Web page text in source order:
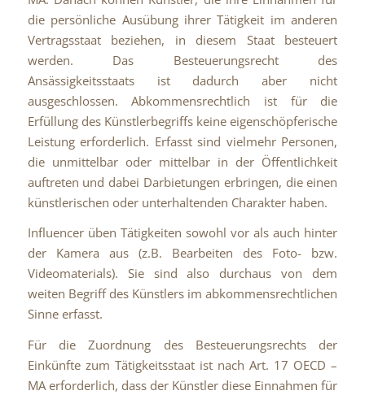
die persönliche Ausübung ihrer Tätigkeit im anderen
Vertragsstaat beziehen, in diesem Staat besteuert
werden. Das Besteuerungsrecht des
Ansässigkeitsstaats ist dadurch aber nicht
ausgeschlossen. Abkommensrechtlich ist für die
Erfüllung des Künstlerbegriffs keine eigenschöpferische
Leistung erforderlich. Erfasst sind vielmehr Personen,
die unmittelbar oder mittelbar in der Öffentlichkeit
auftreten und dabei Darbietungen erbringen, die einen
künstlerischen oder unterhaltenden Charakter haben.
Influencer üben Tätigkeiten sowohl vor als auch hinter
der Kamera aus (z.B. Bearbeiten des Foto- bzw.
Videomaterials). Sie sind also durchaus von dem
weiten Begriff des Künstlers im abkommensrechtlichen
Sinne erfasst.
Für die Zuordnung des Besteuerungsrechts der
Einkünfte zum Tätigkeitsstaat ist nach Art. 17 OECD –
MA erforderlich, dass der Künstler diese Einnahmen für